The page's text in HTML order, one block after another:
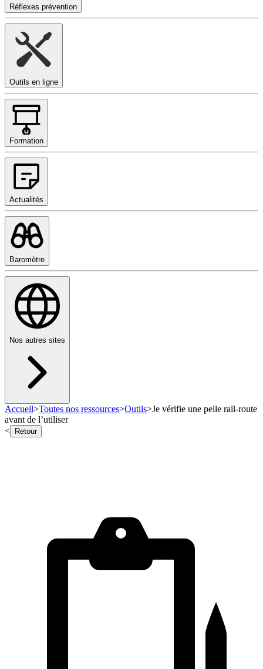
Réflexes prévention
Outils en ligne
Formation
Actualités
Baromètre
Nos autres sites
Accueil>Toutes nos ressources>Outils>Je vérifie une pelle rail-route
avant de l’utiliser
<
Retour